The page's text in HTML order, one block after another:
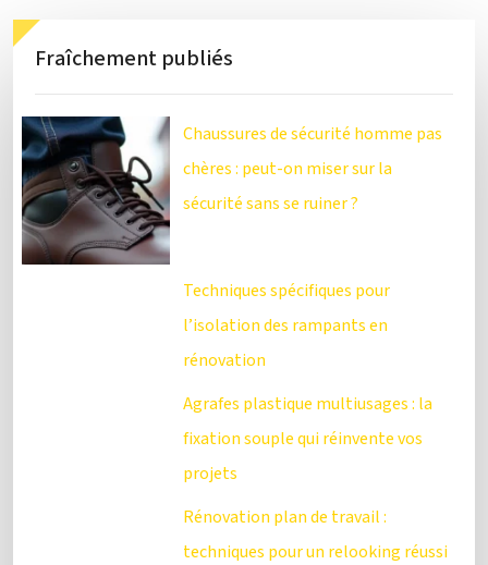
Fraîchement publiés
Chaussures de sécurité homme pas
chères : peut-on miser sur la
sécurité sans se ruiner ?
Techniques spécifiques pour
l’isolation des rampants en
rénovation
Agrafes plastique multiusages : la
fixation souple qui réinvente vos
projets
Rénovation plan de travail :
techniques pour un relooking réussi